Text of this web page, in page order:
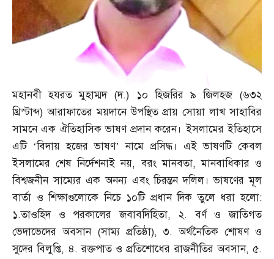
মহানবী হযরত মুহাম্মদ (দ.) ১০ হিজরির ৯ জিলহজ (৬৩২
খ্রিস্টাব্দ)আরাফাতের ময়দানে উপস্থিত প্রায় সোয়া লাখ সাহাবির
সামনে এক ঐতিহাসিক ভাষণ প্রদান করেন। ইসলামের ইতিহাসে
এটি ‘বিদায় হজের ভাষণ’ নামে প্রসিদ্ধ। এই ভাষণটি কেবল
ইসলামের শেষ নির্দেশনাই নয়,বরং মানবতা,মানবাধিকার ও
বিশ্বজনীন সাম্যের এক অনন্য এবং চিরন্তন দলিল। ভাষণের মূল
বার্তা ও শিক্ষাগুলোকে নিচে ১০টি প্রধান দিক তুলে ধরা হলো:
১.তাওহিদ ও পরকালের জবাবদিহিতা, ২.বর্ণ ও জাতিগত
ভেদাভেদের অবসান (সাম্য প্রতিষ্ঠা),৩.অর্থনৈতিক শোষণ ও
সুদের বিলুপ্তি, ৪.রক্তপাত ও প্রতিশোধের রাজনীতির অবসান, ৫.